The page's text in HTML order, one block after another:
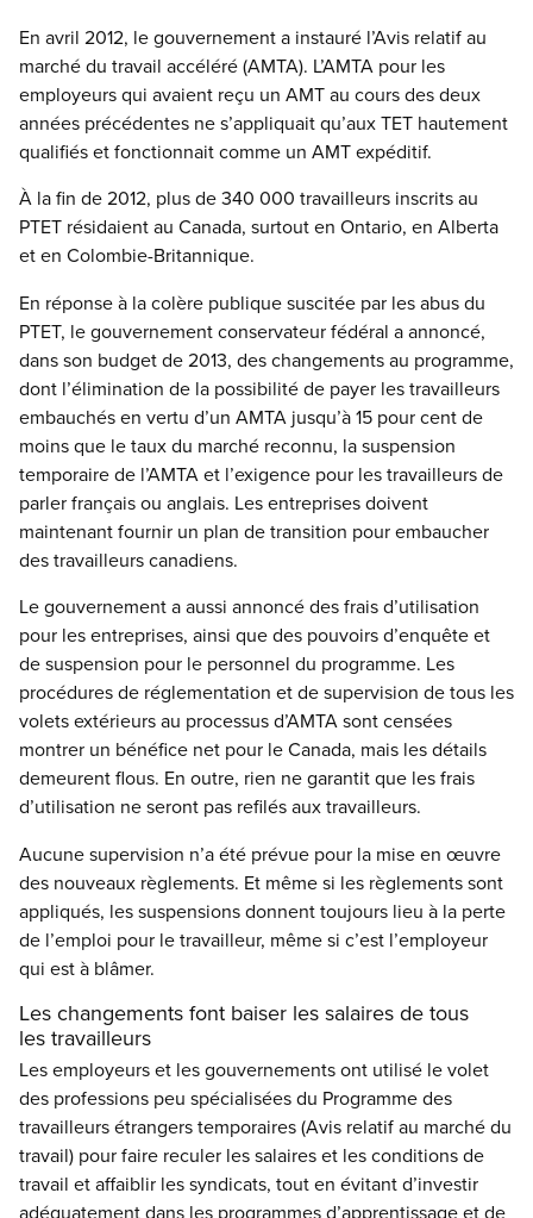
En avril 2012, le gouvernement a instauré l’Avis relatif au
marché du travail accéléré (AMTA). L’AMTA pour les
employeurs qui avaient reçu un AMT au cours des deux
années précédentes ne s’appliquait qu’aux TET hautement
qualifiés et fonctionnait comme un AMT expéditif.
À la fin de 2012, plus de 340 000 travailleurs inscrits au
PTET résidaient au Canada, surtout en Ontario, en Alberta
et en Colombie-Britannique.
En réponse à la colère publique suscitée par les abus du
PTET, le gouvernement conservateur fédéral a annoncé,
dans son budget de 2013, des changements au programme,
dont l’élimination de la possibilité de payer les travailleurs
embauchés en vertu d’un AMTA jusqu’à 15 pour cent de
moins que le taux du marché reconnu, la suspension
temporaire de l’AMTA et l’exigence pour les travailleurs de
parler français ou anglais. Les entreprises doivent
maintenant fournir un plan de transition pour embaucher
des travailleurs canadiens.
Le gouvernement a aussi annoncé des frais d’utilisation
pour les entreprises, ainsi que des pouvoirs d’enquête et
de suspension pour le personnel du programme. Les
procédures de réglementation et de supervision de tous les
volets extérieurs au processus d’AMTA sont censées
montrer un bénéfice net pour le Canada, mais les détails
demeurent flous. En outre, rien ne garantit que les frais
d’utilisation ne seront pas refilés aux travailleurs.
Aucune supervision n’a été prévue pour la mise en œuvre
des nouveaux règlements. Et même si les règlements sont
appliqués, les suspensions donnent toujours lieu à la perte
de l’emploi pour le travailleur, même si c’est l’employeur
qui est à blâmer.
Les changements font baiser les salaires de tous
les travailleurs
Les employeurs et les gouvernements ont utilisé le volet
des professions peu spécialisées du Programme des
travailleurs étrangers temporaires (Avis relatif au marché du
travail) pour faire reculer les salaires et les conditions de
travail et affaiblir les syndicats, tout en évitant d’investir
adéquatement dans les programmes d’apprentissage et de